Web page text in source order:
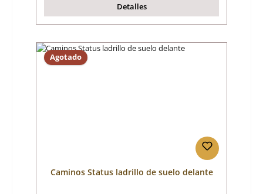
Detalles
Agotado
Caminos Status ladrillo de suelo delante